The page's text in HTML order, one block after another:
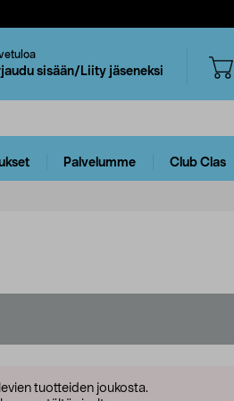
sisään/Liity jäseneksi
Palvelumme Club Clas
tuotteiden joukosta.